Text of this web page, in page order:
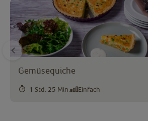
Gemüsequiche
1 Std. 25 Min. Einfach